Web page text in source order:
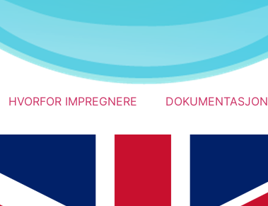
HVORFOR IMPREGNERE DOKUMENTASJON